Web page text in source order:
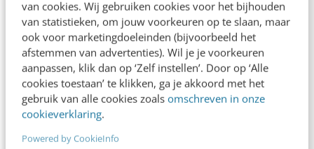
van cookies. Wij gebruiken cookies voor het bijhouden
van statistieken, om jouw voorkeuren op te slaan, maar
ook voor marketingdoeleinden (bijvoorbeeld het
afstemmen van advertenties). Wil je je voorkeuren
aanpassen, klik dan op ‘Zelf instellen’. Door op ‘Alle
cookies toestaan’ te klikken, ga je akkoord met het
gebruik van alle cookies zoals omschreven in onze
cookieverklaring.
Powered by CookieInfo
Heeft de bouwer een filosofie? Vraag niet
“wat kan het?”, maar “waarom heb je deze
keuze gemaakt?”. Een tool zonder
filosofie is een feature; een coach neemt
positie in.
Waarop wordt de tool afgerekend?
dat is hoe prettig mensen de gesprekken